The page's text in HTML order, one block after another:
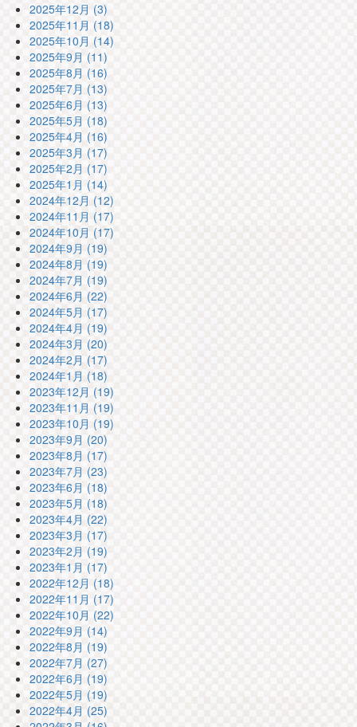
2025年12月 (3)
2025年11月 (18)
2025年10月 (14)
2025年9月 (11)
2025年8月 (16)
2025年7月 (13)
2025年6月 (13)
2025年5月 (18)
2025年4月 (16)
2025年3月 (17)
2025年2月 (17)
2025年1月 (14)
2024年12月 (12)
2024年11月 (17)
2024年10月 (17)
2024年9月 (19)
2024年8月 (19)
2024年7月 (19)
2024年6月 (22)
2024年5月 (17)
2024年4月 (19)
2024年3月 (20)
2024年2月 (17)
2024年1月 (18)
2023年12月 (19)
2023年11月 (19)
2023年10月 (19)
2023年9月 (20)
2023年8月 (17)
2023年7月 (23)
2023年6月 (18)
2023年5月 (18)
2023年4月 (22)
2023年3月 (17)
2023年2月 (19)
2023年1月 (17)
2022年12月 (18)
2022年11月 (17)
2022年10月 (22)
2022年9月 (14)
2022年8月 (19)
2022年7月 (27)
2022年6月 (19)
2022年5月 (19)
2022年4月 (25)